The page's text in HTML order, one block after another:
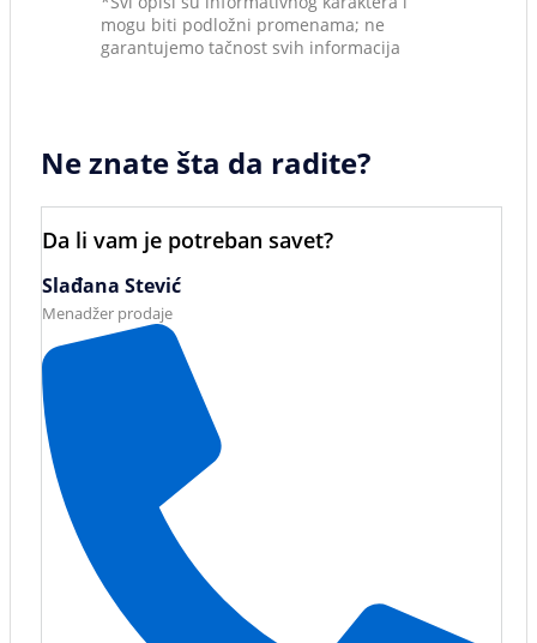
mogu biti podložni promenama; ne
garantujemo tačnost svih informacija
Ne znate šta da radite?
Da li vam je potreban savet?
Slađana Stević
Menadžer prodaje